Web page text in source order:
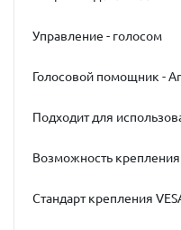
Управление - голосом
Голосовой помощник -
Подходит для
Возможность крепления
Стандарт крепления